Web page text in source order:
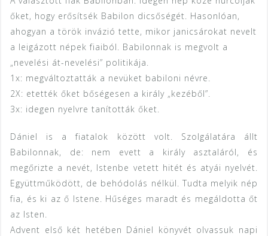
őket, hogy erősítsék Babilon dicsőségét. Hasonlóan,
ahogyan a török invázió tette, mikor janicsárokat nevelt
a leigázott népek fiaiból. Babilonnak is megvolt a
„nevelési át-nevelési” politikája.
1x: megváltoztatták a nevüket babiloni névre.
2X: etették őket bőségesen a király „kezéből”.
3x: idegen nyelvre tanították őket.
Dániel is a fiatalok között volt. Szolgálatára állt
Babilonnak, de: nem evett a király asztaláról, és
megőrizte a nevét, Istenbe vetett hitét és atyái nyelvét.
Együttműködött, de behódolás nélkül. Tudta melyik nép
fia, és ki az ő Istene. Hűséges maradt és megáldotta őt
az Isten.
Advent első két hetében Dániel könyvét olvassuk napi